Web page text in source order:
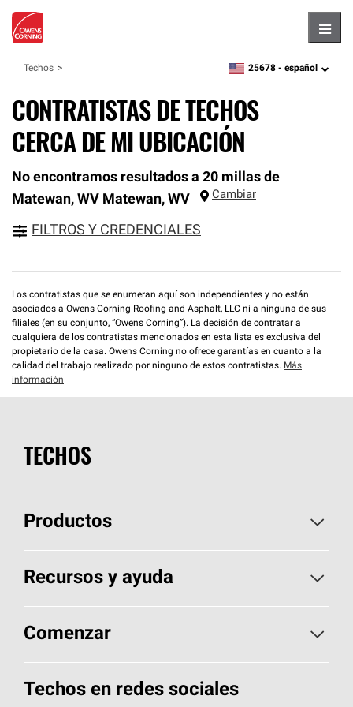
Techos zipcode, language
25678 - español
CONTRATISTAS DE TECHOS
CERCA DE MI UBICACIÓN
No encontramos resultados a 20 millas de
Matewan, WV Matewan, WV Cambiar
FILTROS Y CREDENCIALES
Los contratistas que se enumeran aquí son independientes y no están
asociados a Owens Corning Roofing and Asphalt, LLC ni a ninguna de sus
filiales (en su conjunto, “Owens Corning”). La decisión de contratar a
cualquiera de los contratistas mencionados en esta lista es exclusiva del
propietario de la casa. Owens Corning no ofrece garantías en cuanto a la
calidad del trabajo realizado por ninguno de estos contratistas. Más
información
TECHOS
Productos
Elija sus tejas
Encuentre un contratista
Componentes para techos
Recursos y ayuda
Aspectos básicos sobre techos
Herramientas de diseño y color
Comenzar
Llame al 1-800-GET-PINK®
Techos en redes sociales